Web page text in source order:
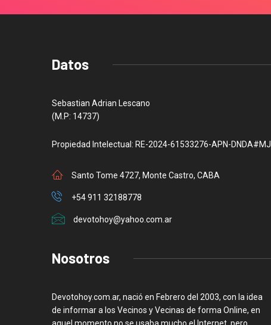
Datos
Sebastian Adrian Lescano
(M.P: 14737)
Propiedad Intelectual: RE-2024-61533276-APN-DNDA#MJ
Santo Tome 4727, Monte Castro, CABA
+54 911 32188778
devotohoy@yahoo.com.ar
Nosotros
Devotohoy.com.ar, nació en Febrero del 2003, con la idea
de informar a los Vecinos y Vecinas de forma Online, en